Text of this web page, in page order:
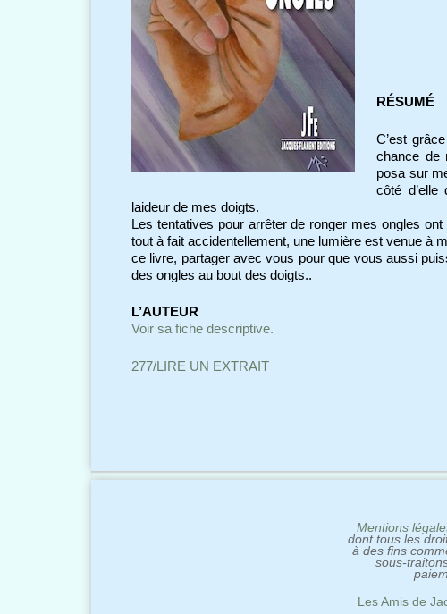
RÉSUMÉ
C’est
chance de
posa sur
côté
laideur de mes doigts.
Les tentatives pour arrêter de ronger mes ongles
tout à fait accidentellement, une lumière est venue à
ce livre, partager avec vous pour que vous aussi
des ongles au bout des doigts..
L’AUTEUR
Voir sa fiche descriptive.
277/LIRE UN EXTRAIT
Mentions
dont tous les
à des fins
sous-
Les Amis de